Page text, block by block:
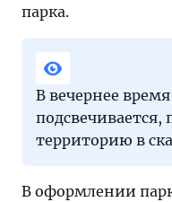
парка.
В вечернее
территорию в
В оформлении